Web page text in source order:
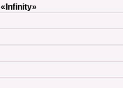
«Infinity»